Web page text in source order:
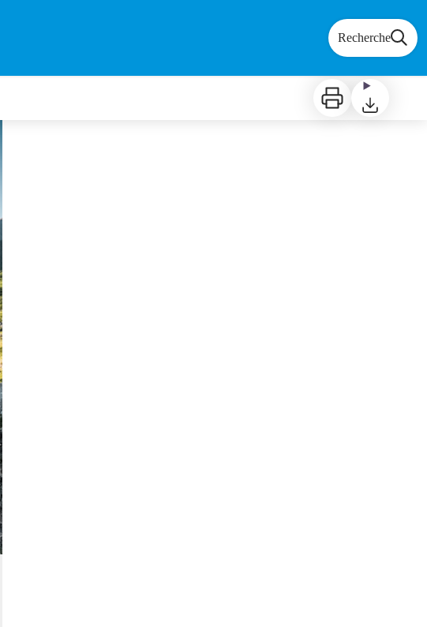
Recherche
Imprimer Télécharger